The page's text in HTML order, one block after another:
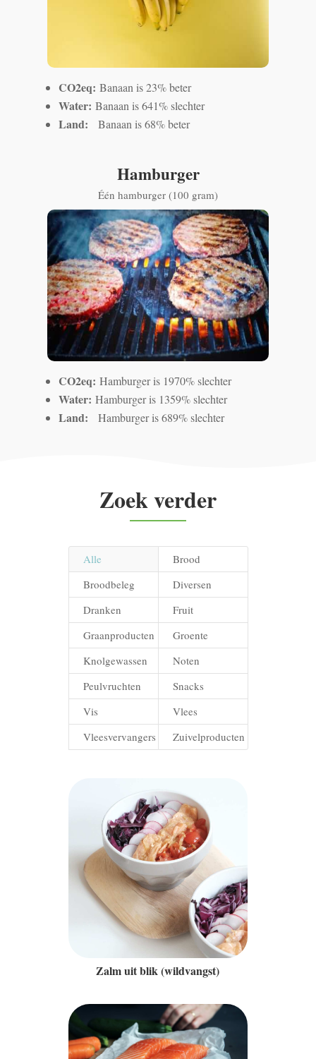
CO2eq:Banaan is 23% beter
Water:Banaan is 641% slechter
Land:Banaan is 68% beter
Hamburger
Één hamburger (100 gram)
CO2eq:Hamburger is 1970% slechter
Water:Hamburger is 1359% slechter
Land:Hamburger is 689% slechter
Zoek verder
Alle
Brood
Broodbeleg
Diversen
Dranken
Fruit
Graanproducten
Groente
Knolgewassen
Noten
Peulvruchten
Snacks
Vis
Vlees
Vleesvervangers
Zuivelproducten
Zalm uit blik (wildvangst)